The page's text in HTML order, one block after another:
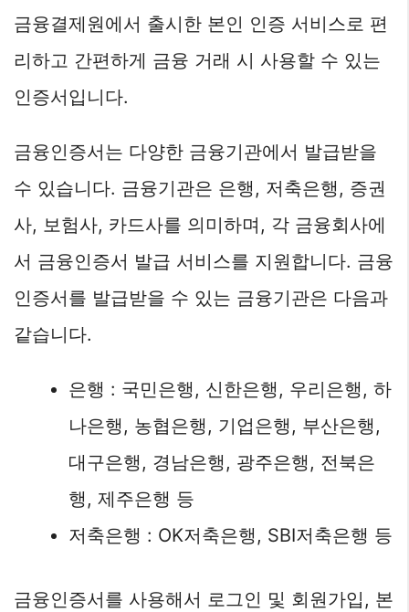
금융결제원에서 출시한 본인 인증 서비스로 편
리하고 간편하게 금융 거래 시 사용할 수 있는
인증서입니다.
금융인증서는 다양한 금융기관에서 발급받을
수 있습니다. 금융기관은 은행, 저축은행, 증권
사, 보험사, 카드사를 의미하며, 각 금융회사에
서 금융인증서 발급 서비스를 지원합니다. 금융
인증서를 발급받을 수 있는 금융기관은 다음과
같습니다.
은행 : 국민은행, 신한은행, 우리은행, 하
나은행, 농협은행, 기업은행, 부산은행,
대구은행, 경남은행, 광주은행, 전북은
행, 제주은행 등
저축은행 : OK저축은행, SBI저축은행 등
금융인증서를 사용해서 로그인 및 회원가입, 본